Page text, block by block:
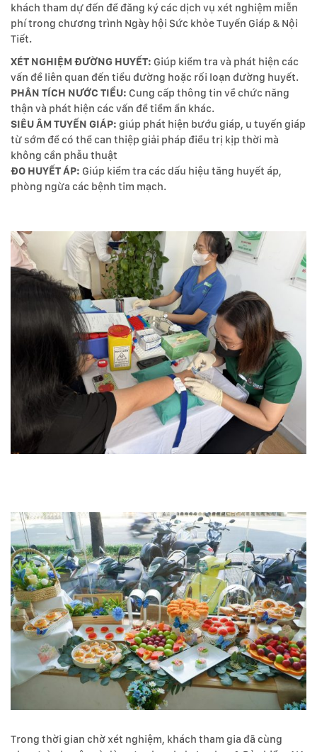
khách tham dự đến để đăng ký các dịch vụ xét nghiệm miễn
phí trong chương trình Ngày hội Sức khỏe Tuyến Giáp & Nội
Tiết.
XÉT NGHIỆM ĐƯỜNG HUYẾT: Giúp kiểm tra và phát hiện các
vấn đề liên quan đến tiểu đường hoặc rối loạn đường huyết.
PHÂN TÍCH NƯỚC TIỂU: Cung cấp thông tin về chức năng
thận và phát hiện các vấn đề tiềm ẩn khác.
SIÊU ÂM TUYẾN GIÁP: giúp phát hiện bướu giáp, u tuyến giáp
từ sớm để có thể can thiệp giải pháp điều trị kịp thời mà
không cần phẫu thuật
ĐO HUYẾT ÁP: Giúp kiểm tra các dấu hiệu tăng huyết áp,
phòng ngừa các bệnh tim mạch.
Trong thời gian chờ xét nghiệm, khách tham gia đã cùng